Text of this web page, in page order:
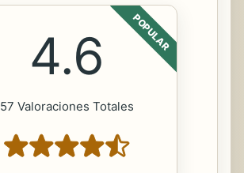
POPULAR
4.6
57 Valoraciones Totales